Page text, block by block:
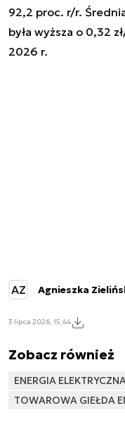
92,2 proc. r/r.
była wyższa o 0,32
2026 r.
AZ Agnieszka
3 lipca 2026, 15:44
Zobacz również
ENERGIA
TOWAROWA GIEŁDA